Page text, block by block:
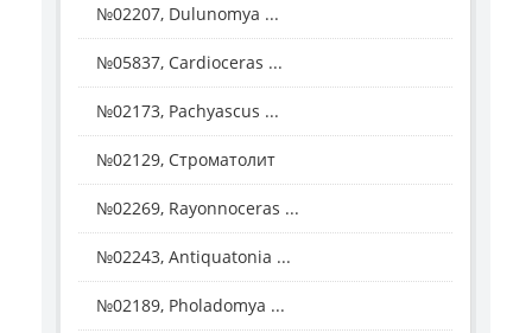
№02207, Dulunomya ...
№05837, Cardioceras ...
№02173, Pachyascus ...
№02129, Строматолит
№02269, Rayonnoceras ...
№02243, Antiquatonia ...
№02189, Pholadomya ...